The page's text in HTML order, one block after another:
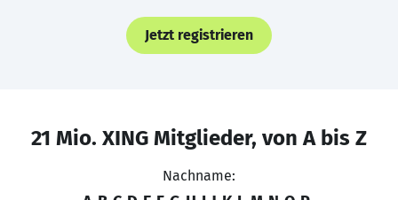
Jetzt registrieren
21 Mio. XING Mitglieder, von A bis Z
Nachname: